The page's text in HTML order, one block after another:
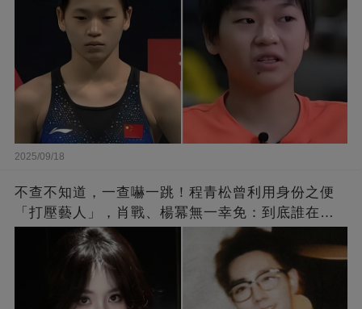
2025/09/18
不查不知道，一查嚇一跳！程青松曾利用身份之便
「打壓藝人」，肖戰、楊冪無一幸免：到底誰在給